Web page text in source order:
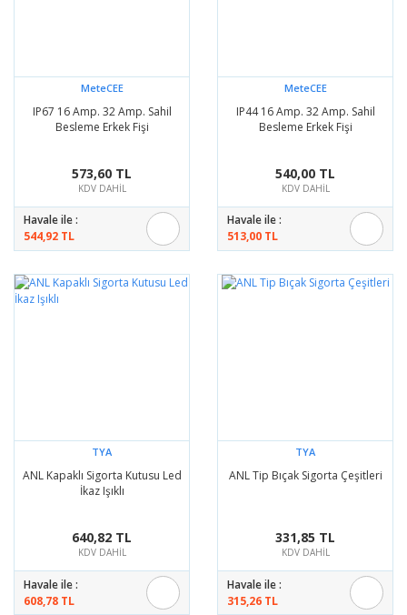
MeteCEE
IP67 16 Amp. 32 Amp. Sahil
Besleme Erkek Fişi
573,60 TL
KDV DAHİL
Havale ile :
544,92 TL
MeteCEE
IP44 16 Amp. 32 Amp. Sahil
Besleme Erkek Fişi
540,00 TL
KDV DAHİL
Havale ile :
513,00 TL
TYA
ANL Kapaklı Sigorta Kutusu Led
İkaz Işıklı
640,82 TL
KDV DAHİL
Havale ile :
608,78 TL
TYA
ANL Tip Bıçak Sigorta Çeşitleri
331,85 TL
KDV DAHİL
Havale ile :
315,26 TL